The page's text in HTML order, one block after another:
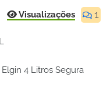
Visualizações 1
4 Litros Segura